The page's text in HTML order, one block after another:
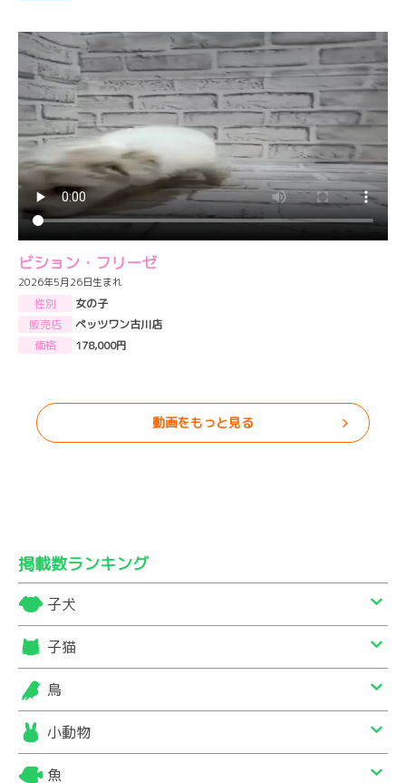
ビション・フリーゼ
2026年5月26日生まれ
性別
女の子
販売店
ペッツワン古川店
価格
178,000円
動画をもっと見る
掲載数ランキング
子犬
子猫
鳥
小動物
魚